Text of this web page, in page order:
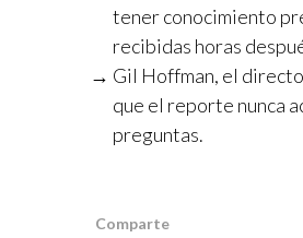
tener conocimiento
recibidas horas
Gil Hoffman, el
que el reporte nunca
preguntas.
Comparte